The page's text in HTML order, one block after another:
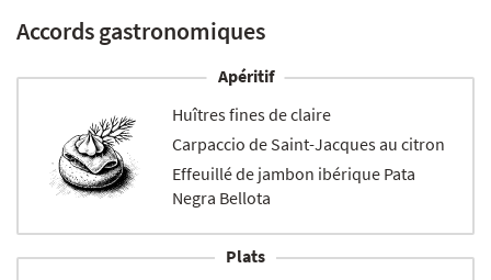
Accords gastronomiques
Apéritif
Huîtres fines de claire
Carpaccio de Saint-Jacques au citron
Effeuillé de jambon ibérique Pata
Negra Bellota
Plats